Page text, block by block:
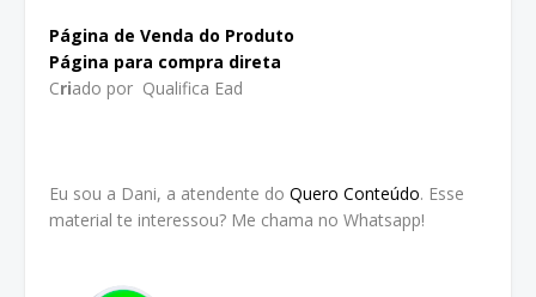
Página de Venda do Produto
Página para compra direta
Criado por Qualifica Ead
Eu sou a Dani, a atendente do Quero Conteúdo. Esse
material te interessou? Me chama no Whatsapp!